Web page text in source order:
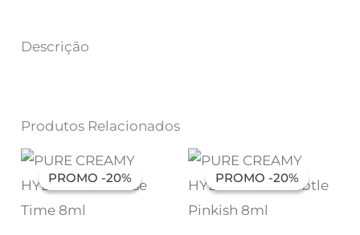
Descrição
Produtos Relacionados
PROMO -20%
PROMO -20%
O
preço
original
7,07 €.
O
preço
atual
5,66 €.
PROMO -20%
PROMO -20%
O
preço
original
7,07 €.
O
preço
atual
5,66 €.